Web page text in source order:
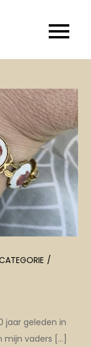
jaar geleden in
vaders […]